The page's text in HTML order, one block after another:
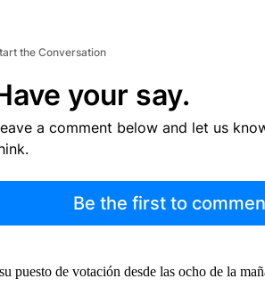
the Conversation
your say.
a comment below and let us
Be the first to
puesto de votación desde las ocho de la